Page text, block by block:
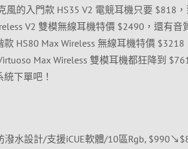
的入門款 HS35 V2 電競耳機只要 $818
V2 雙模無線耳機特價 $2490，還有音
HS80 Max Wireless 無線耳機特價
Max Wireless 雙模耳機都狂降到
下單吧！
潑水設計/支援iCUE軟體/10區Rgb,